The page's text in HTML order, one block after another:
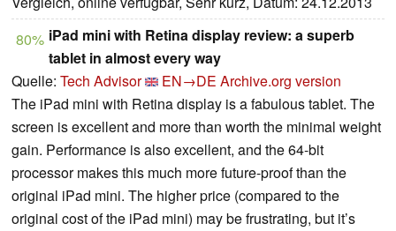
80% iPad mini with Retina display review: a superb
tablet in almost every way
Quelle: Tech Advisor EN→DE Archive.org version
The iPad mini with Retina display is a fabulous tablet. The
screen is excellent and more than worth the minimal weight
gain. Performance is also excellent, and the 64-bit
processor makes this much more future-proof than the
original iPad mini. The higher price (compared to the
original cost of the iPad mini) may be frustrating, but it’s